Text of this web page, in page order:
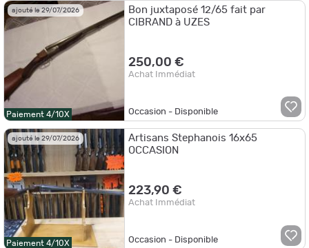
ajouté le 29/07/2026
Paiement 4/10X
Bon juxtaposé 12/65 fait par
CIBRAND à UZES
250,00 €
Achat Immédiat
Occasion - Disponible
ajouté le 29/07/2026
Paiement 4/10X
Artisans Stephanois 16x65
OCCASION
223,90 €
Achat Immédiat
Occasion - Disponible